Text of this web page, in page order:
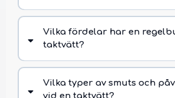
Vilka fördelar har en
taktvätt?
Vilka typer av smuts och
vid en taktvätt?